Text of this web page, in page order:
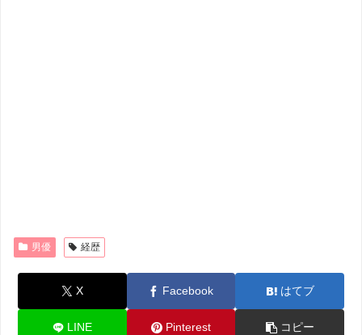
男優 経歴
X Facebook はてブ
LINE Pinterest コピー